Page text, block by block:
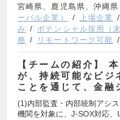
宮崎県、鹿児島県、沖縄県
ーバル企業）
上場企業
み
ポテンシャル採用（
務
リモートワーク可能
【チームの紹介】
が、持続可能なビジ
ことを通じて、金融
(1)内部監査・内部統制アシ
機関を対象に、J-SOX対応、